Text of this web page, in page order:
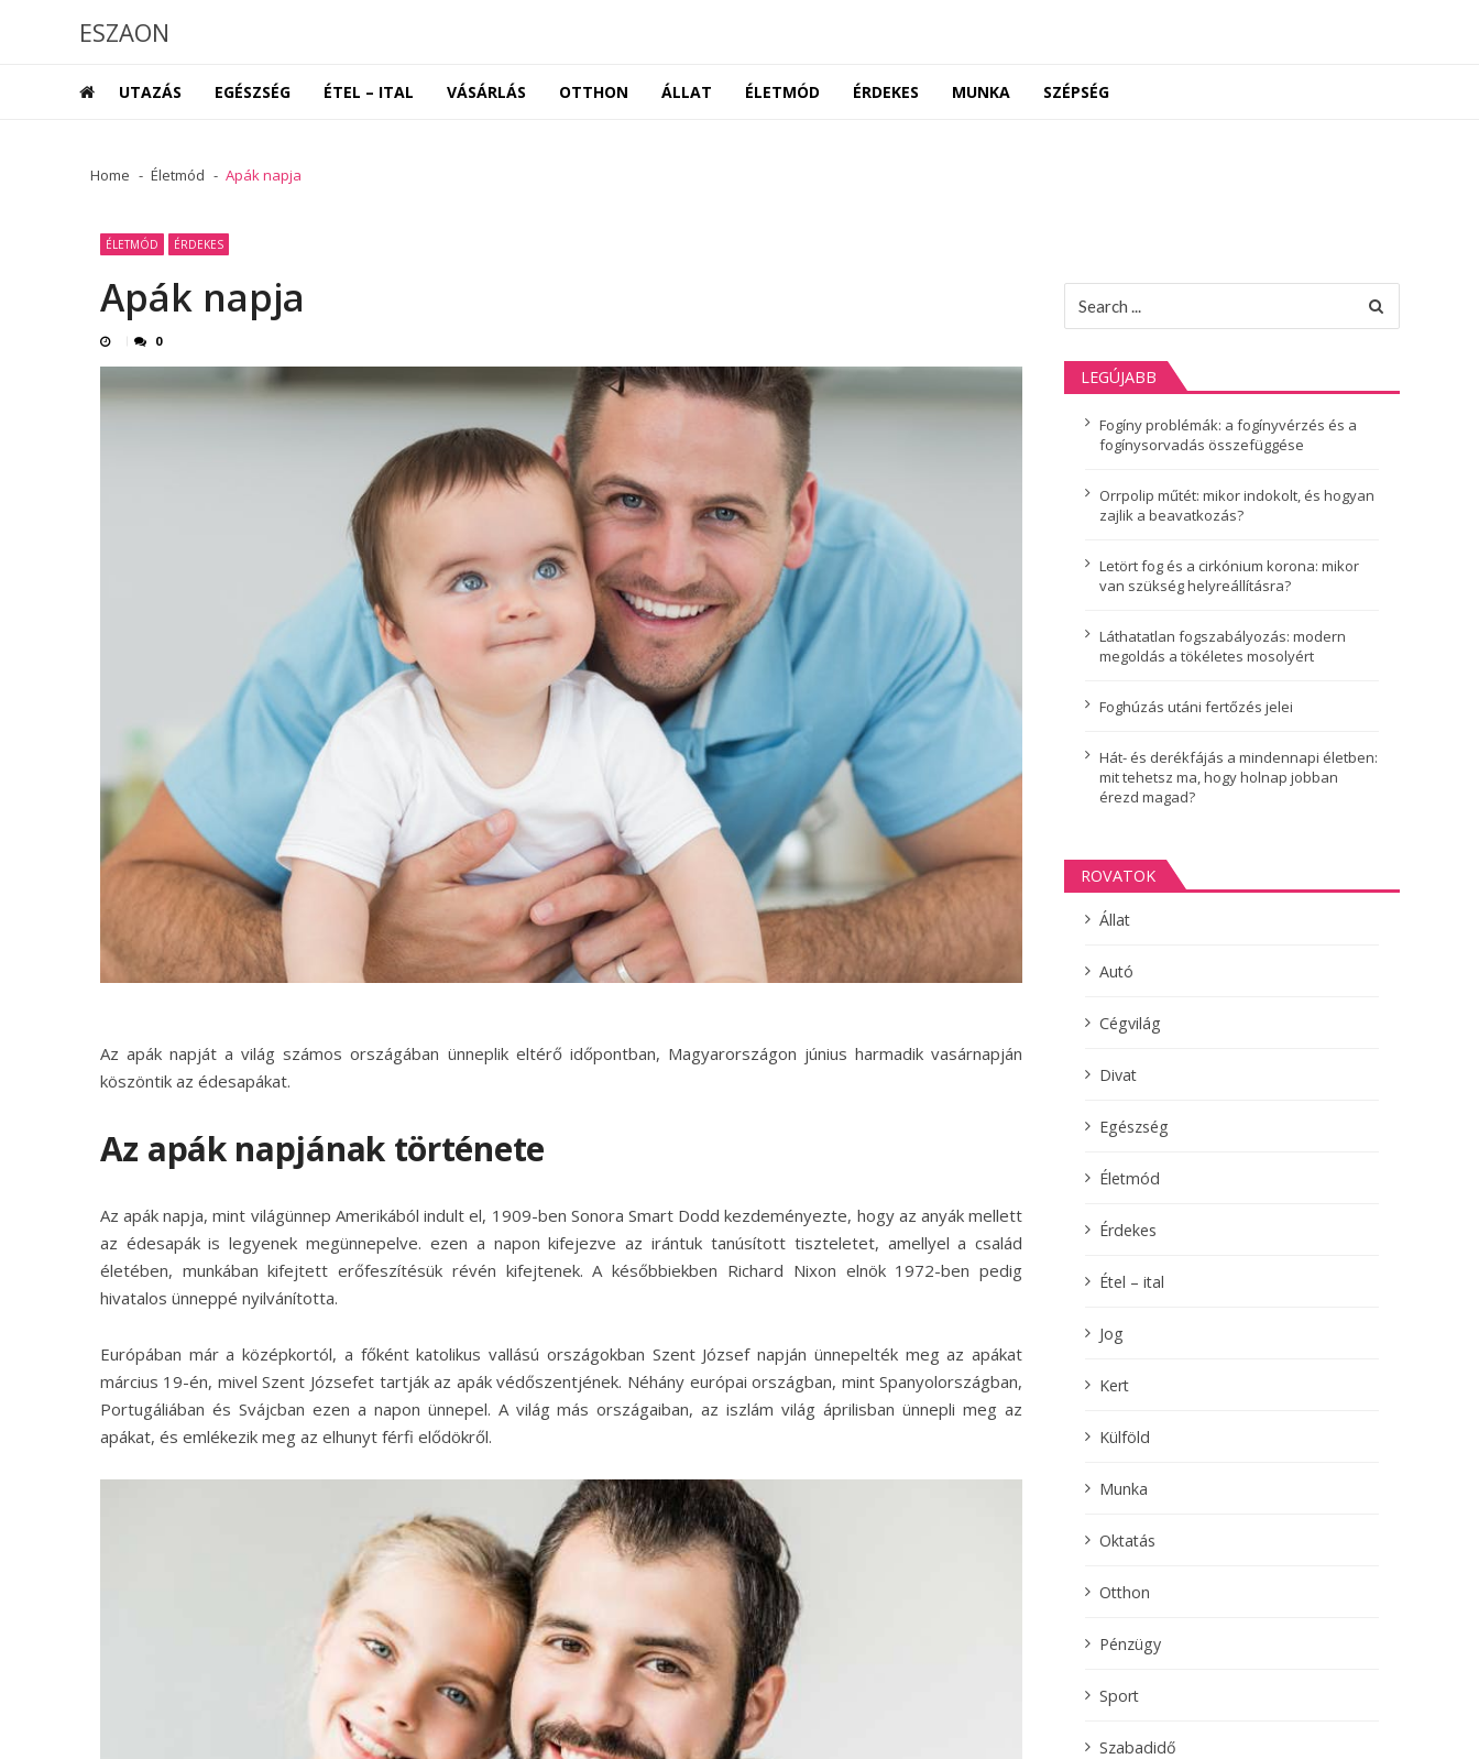
ESZAON
UTAZÁS EGÉSZSÉG ÉTEL – ITAL VÁSÁRLÁS OTTHON ÁLLAT ÉLETMÓD ÉRDEKES MUNKA SZÉPSÉG
Home Életmód Apák napja
ÉLETMÓD ÉRDEKES
Apák napja
0
Az apák napját a világ számos országában ünneplik eltérő időpontban, Magyarországon június harmadik vasárnapján
köszöntik az édesapákat.
Az apák napjának története
Az apák napja, mint világünnep Amerikából indult el, 1909-ben Sonora Smart Dodd kezdeményezte, hogy az anyák mellett
az édesapák is legyenek megünnepelve. ezen a napon kifejezve az irántuk tanúsított tiszteletet, amellyel a család
életében, munkában kifejtett erőfeszítésük révén kifejtenek. A későbbiekben Richard Nixon elnök 1972-ben pedig
hivatalos ünneppé nyilvánította.
Európában már a középkortól, a főként katolikus vallású országokban Szent József napján ünnepelték meg az apákat
március 19-én, mivel Szent Józsefet tartják az apák védőszentjének. Néhány európai országban, mint Spanyolországban,
Portugáliában és Svájcban ezen a napon ünnepel. A világ más országaiban, az iszlám világ áprilisban ünnepli meg az
apákat, és emlékezik meg az elhunyt férfi elődökről.
for:
LEGÚJABB
Fogíny problémák: a fogínyvérzés és a
fogínysorvadás összefüggése
Orrpolip műtét: mikor indokolt, és hogyan
zajlik a beavatkozás?
Letört fog és a cirkónium korona: mikor
van szükség helyreállításra?
Láthatatlan fogszabályozás: modern
megoldás a tökéletes mosolyért
Foghúzás utáni fertőzés jelei
Hát- és derékfájás a mindennapi életben:
mit tehetsz ma, hogy holnap jobban
érezd magad?
ROVATOK
Állat
Autó
Cégvilág
Divat
Egészség
Életmód
Érdekes
Étel – ital
Jog
Kert
Külföld
Munka
Oktatás
Otthon
Pénzügy
Sport
Szabadidő